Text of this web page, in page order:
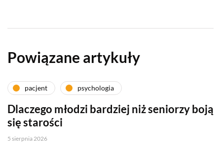
Powiązane artykuły
pacjent psychologia
Dlaczego młodzi bardziej niż seniorzy boją
się starości
5 sierpnia 2026